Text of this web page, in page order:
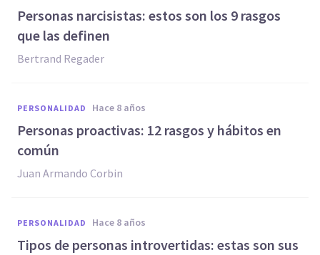
Personas narcisistas: estos son los 9 rasgos
que las definen
Bertrand Regader
PERSONALIDAD hace 8 años
Personas proactivas: 12 rasgos y hábitos en
común
Juan Armando Corbin
PERSONALIDAD hace 8 años
Tipos de personas introvertidas: estas son sus